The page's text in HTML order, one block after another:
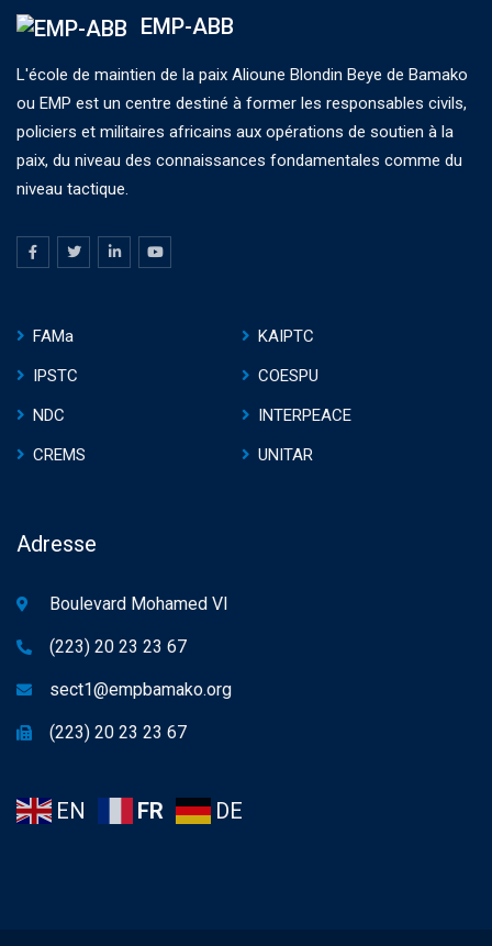
EMP-ABB
L'école de maintien de la paix Alioune Blondin Beye de Bamako
ou EMP est un centre destiné à former les responsables civils,
policiers et militaires africains aux opérations de soutien à la
paix, du niveau des connaissances fondamentales comme du
niveau tactique.
FAMa
KAIPTC
IPSTC
COESPU
NDC
INTERPEACE
CREMS
UNITAR
Adresse
Boulevard Mohamed VI
(223) 20 23 23 67
sect1@empbamako.org
(223) 20 23 23 67
EN FR DE